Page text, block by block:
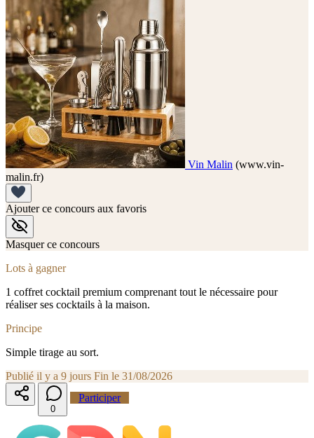
Vin Malin (www.vin-
malin.fr)
Ajouter ce concours aux favoris
Masquer ce concours
Lots à gagner
1 coffret cocktail premium comprenant tout le nécessaire pour
réaliser ses cocktails à la maison.
Principe
Simple tirage au sort.
Publié il y a 9 jours Fin le 31/08/2026
0
Participer